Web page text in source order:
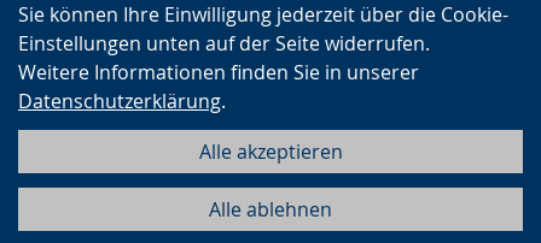
Sie können Ihre Einwilligung jederzeit über die Cookie-
Einstellungen unten auf der Seite widerrufen.
Weitere Informationen finden Sie in unserer
Datenschutzerklärung.
Alle akzeptieren
Alle ablehnen